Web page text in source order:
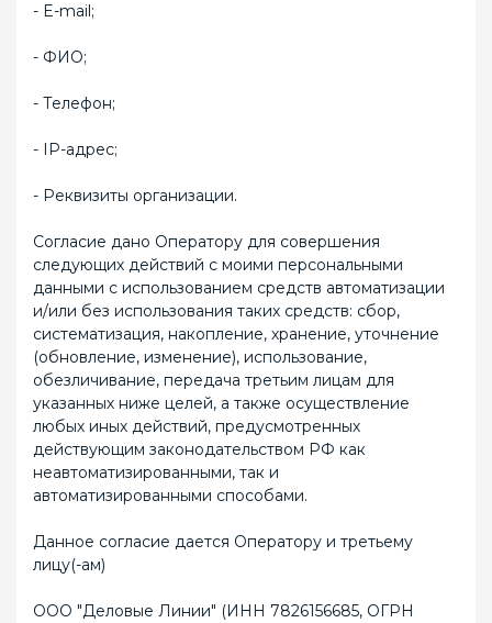
- E-mail;
- ФИО;
- Телефон;
- IP-адрес;
- Реквизиты организации.
Согласие дано Оператору для совершения
следующих действий с моими персональными
данными с использованием средств автоматизации
и/или без использования таких средств: сбор,
систематизация, накопление, хранение, уточнение
(обновление, изменение), использование,
обезличивание, передача третьим лицам для
указанных ниже целей, а также осуществление
любых иных действий, предусмотренных
действующим законодательством РФ как
неавтоматизированными, так и
автоматизированными способами.
Данное согласие дается Оператору и третьему
лицу(-ам)
ООО "Деловые Линии" (ИНН 7826156685, ОГРН